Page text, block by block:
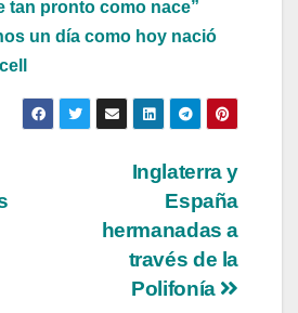
tan pronto como nace”
un día como hoy nació
Inglaterra y
España
hermanadas a
través de la
Polifonía